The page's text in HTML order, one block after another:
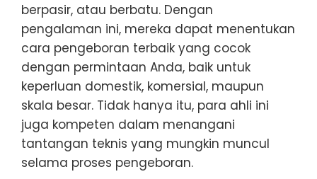
berpasir, atau berbatu. Dengan
pengalaman ini, mereka dapat menentukan
cara pengeboran terbaik yang cocok
dengan permintaan Anda, baik untuk
keperluan domestik, komersial, maupun
skala besar. Tidak hanya itu, para ahli ini
juga kompeten dalam menangani
tantangan teknis yang mungkin muncul
selama proses pengeboran.